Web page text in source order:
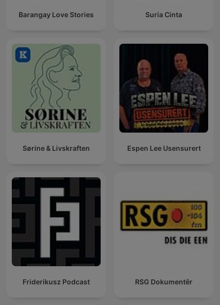
Barangay Love Stories Suria Cinta
Sørine & Livskraften Espen Lee Usensurert
Friderikusz Podcast RSG Dokumentêr